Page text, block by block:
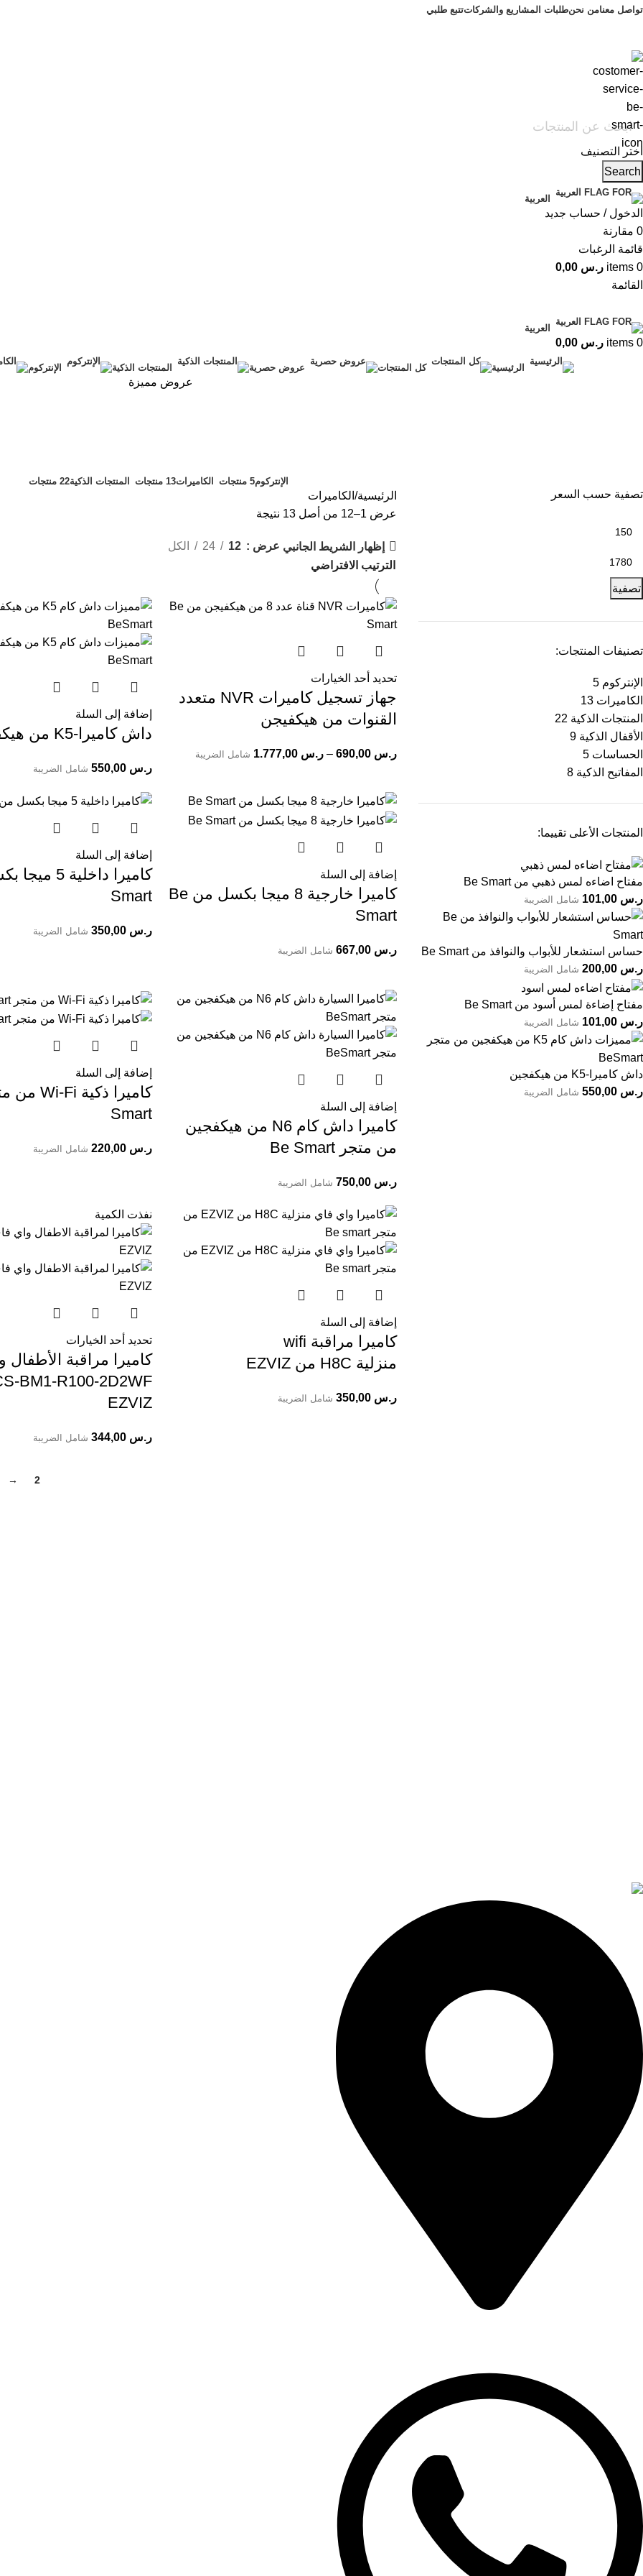
تواصل معنامن نحنطلبات المشاريع والشركاتتتبع طلبي
اختر التصنيف
Search
العربية
الدخول / حساب جديد
0 مقارنة
قائمة الرغبات
0
items ر.س
القائمة
العربية
0
items ر.س
الرئيسية كل المنتجات عروض حصرية المنتجات الذكية الإنتركوم
عروض مميزة
الإنتركوم5 منتجات الكاميرات13 منتجات المنتجات الذكية22 منتجات
تصفية حسب السعر
تصفية
تصنيفات المنتجات:
الإنتركوم 5
الكاميرات 13
المنتجات الذكية 22
الأقفال الذكية 9
الحساسات 5
المفاتيح الذكية 8
المنتجات الأعلى تقييما:
مفتاح اضاءه لمس ذهبي من Be Smart
ر.س
شامل الضريبة
حساس استشعار للأبواب والنوافذ من Be Smart
ر.س
شامل الضريبة
مفتاح إضاءة لمس أسود من Be Smart
ر.س
شامل الضريبة
داش كاميرا-K5 من هيكفجين
ر.س
شامل الضريبة
الرئيسية الكاميرات
عرض 1–12 من أصل 13 نتيجة
إظهار الشريط الجانبي عرض 12
24 الكل
تحديد أحد الخيارات
جهاز تسجيل كاميرات NVR متعدد
القنوات من هيكفيجن
ر.س 690,00
–ر.س 1.777,00 شامل الضريبة
إضافة إلى السلة
داش كاميرا-K5 من هيكفجين
ر.س شامل الضريبة
إضافة إلى السلة
كاميرا خارجية 8 ميجا بكسل من Be
Smart
ر.س 667,00 شامل الضريبة
إضافة إلى السلة
Smart
ر.س شامل الضريبة
إضافة إلى السلة
كاميرا داش كام N6 من هيكفجين
من متجر Be Smart
ر.س 750,00 شامل الضريبة
إضافة إلى السلة
Smart
ر.س شامل الضريبة
إضافة إلى السلة
كاميرا مراقبة wifi
منزلية H8C من EZVIZ
ر.س 350,00 شامل الضريبة
نفذت الكمية
تحديد أحد الخيارات
كاميرا مراقبة الأطفال
EZVIZ
ر.س شامل الضريبة
2
→